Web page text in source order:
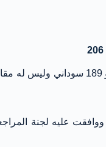
و 189 سوداني وليس له